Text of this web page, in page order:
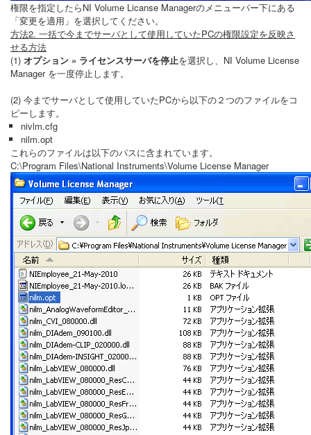
権限を指定したらNI Volume Licanse Managerのメニューバー下にある
「変更を適用」を選択してください。
方法2. 一括で今までサーバとして使用していたPCの権限設定を反映さ
せる方法
(1) オプション » ライセンスサーバを停止を選択し、NI Volume License
Manager を一度停止します。
(2) 今までサーバとして使用していたPCから以下の２つのファイルをコ
ピーします。
nivlm.cfg
nilm.opt
これらのファイルは以下のパスに含まれています。
C:\Program Files\National Instruments\Volume License Manager